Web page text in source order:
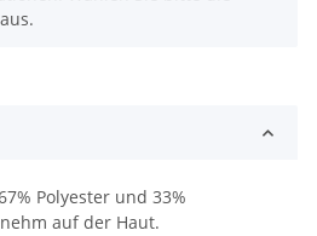
Polyester und 33%
auf der Haut.